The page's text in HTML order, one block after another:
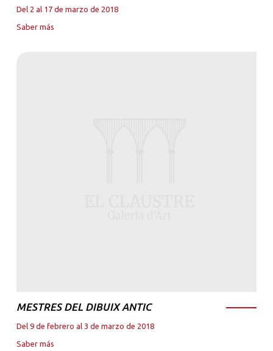
Del 2 al 17 de marzo de 2018
Saber más
MESTRES DEL DIBUIX ANTIC
Del 9 de febrero al 3 de marzo de 2018
Saber más